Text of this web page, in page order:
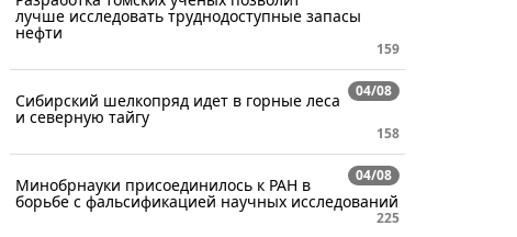
лучше исследовать труднодоступные запасы
нефти
159
04/08
Сибирский шелкопряд идет в горные леса
и северную тайгу
158
04/08
Минобрнауки присоединилось к РАН в
борьбе с фальсификацией научных исследований
225